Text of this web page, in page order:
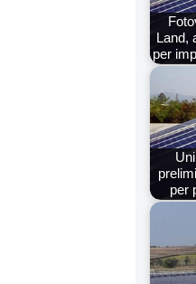
Land,
per
per